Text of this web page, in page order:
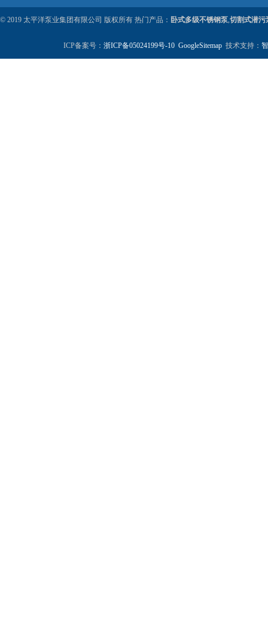
© 2019 太平洋泵业集团有限公司 版权所有 热门产品： 卧式多级不锈钢泵,切割式潜污
ICP备案号： 浙ICP备05024199号-10 GoogleSitemap 技术支持：